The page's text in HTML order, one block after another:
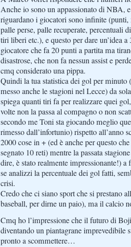
Anche io sono un appassionato di NBA,
riguardano i giocatori sono infinite (punti,
palle perse, palle recuperate, percentuali
tiri liberi etc.), e questo per dare un’idea
giocatore che fa 20 punti a partita ma
disastrose, che non fa nessun assist e
cmq considerato una pippa.
Quindi la tua statistica dei gol per minuto
messo anche le stagioni nel Lecce) da
spiega quanti tiri fa per realizzare quei
volte non la passa al compagno o non
secondo me Toni sta giocando meglio
rimesso dall’infortunio) rispetto all’anno
2000 cose in + (ed è anche per questo
segnato 10 reti) mentre la passata
dire, è stato realmente impressionante!)
se analizzi la percentuale dei gol fatti,
crisi.
Credo che ci siano sport che si prestano
baseball, per dirne un paio), ma il calcio
Cmq ho l’impressione che il futuro di
diventando un piantagrane imprevedibile
pronto a scommettere…